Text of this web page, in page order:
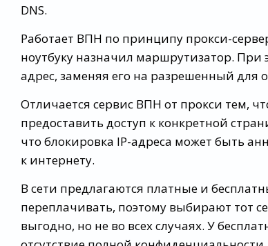
DNS.
Работает ВПН по принципу прокси-
ноутбуку назначил маршрутизатор.
адрес, заменяя его на разрешенный для
Отличается сервис ВПН от прокси тем,
предоставить доступ к конкретной
что блокировка IP-адреса может быть
к интернету.
В сети предлагаются платные и
переплачивать, поэтому выбирают тот
выгодно, но не во всех случаях. У